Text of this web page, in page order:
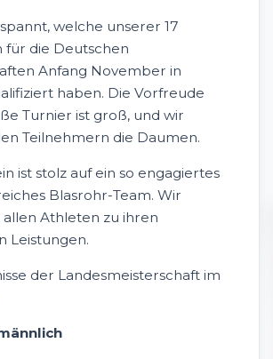
welche unserer 17
für die Deutschen
Anfang November in
haben. Die Vorfreude
Turnier ist groß, und wir
Teilnehmern die Daumen.
ist stolz auf ein so engagiertes
Blasrohr-Team. Wir
Athleten zu ihren
Leistungen.
der Landesmeisterschaft im